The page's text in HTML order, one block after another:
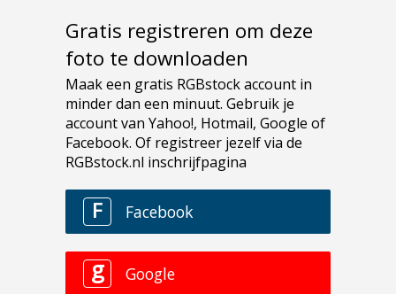
Gratis registreren om deze
foto te downloaden